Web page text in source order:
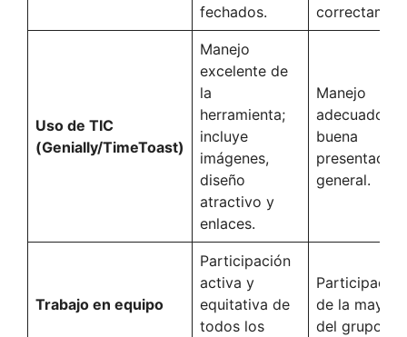
fechados.
Uso de TIC
(Genially/TimeToast)
Manejo
excelente de
la
herramienta;
incluye
imágenes,
diseño
atractivo y
enlaces.
Manejo
adecuado,
buena
presentación
general.
Trabajo en equipo
Participación
activa y
equitativa de
todos los
Participación
de la
del grupo.